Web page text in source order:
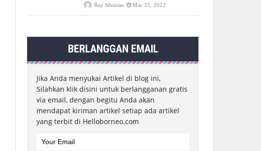
Roy Siburian Mar 25, 2022
BERLANGGAN EMAIL
Jika Anda menyukai Artikel di blog ini,
Silahkan klik disini untuk berlangganan gratis
via email, dengan begitu Anda akan
mendapat kiriman artikel setiap ada artikel
yang terbit di Helloborneo.com